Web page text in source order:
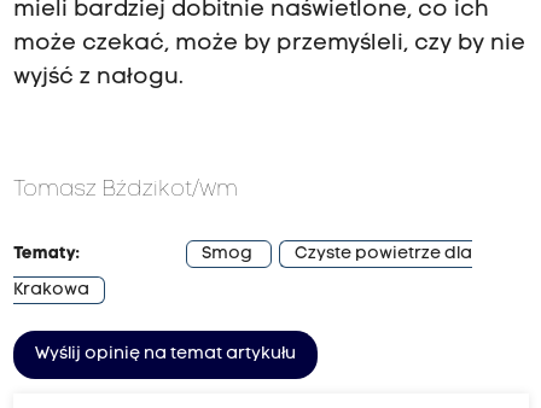
mieli bardziej dobitnie naświetlone, co ich
może czekać, może by przemyśleli, czy by nie
wyjść z nałogu.
Tomasz Bździkot/wm
Tematy: Smog
Czyste powietrze dla
Krakowa
Wyślij opinię na temat artykułu